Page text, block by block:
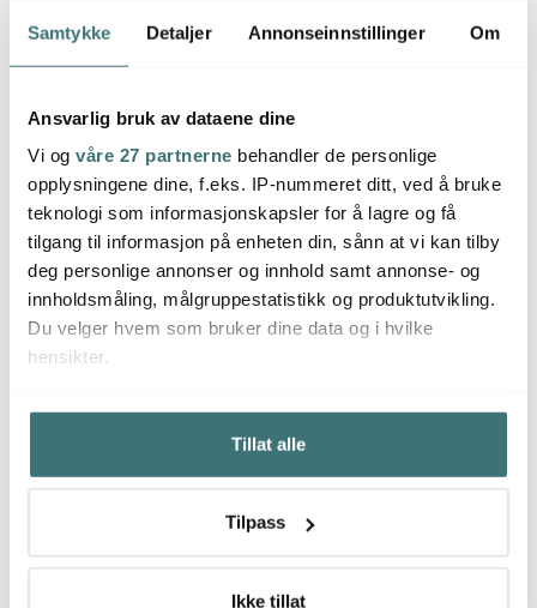
Samtykke Detaljer Annonseinnstillinger Om
Ansvarlig bruk av dataene dine
Vi og våre 27 partnerne behandler de personlige
opplysningene dine, f.eks. IP-nummeret ditt, ved å bruke
teknologi som informasjonskapsler for å lagre og få
tilgang til informasjon på enheten din, sånn at vi kan tilby
deg personlige annonser og innhold samt annonse- og
innholdsmåling, målgruppestatistikk og produktutvikling.
Du velger hvem som bruker dine data og i hvilke
hensikter.
Hvis du gir oss lov, vil vi også gjerne:
Innhente informasjon om den geografiske
beliggenheten din, som kan være nøyaktig innenfor
Identifisere enheten din ved å aktivt skanne den for
kan du lese om hvordan dine personlige
Tillat alle
Tilpass
Ikke tillat
Zassenhaus
Munchen pepperkvern
45 cm svart/gull
2019 kr
Få på lager
Zassenhaus
München saltkvern 25
cm hvit/gull
1029 kr
På lager
45
Du kanskje også liker